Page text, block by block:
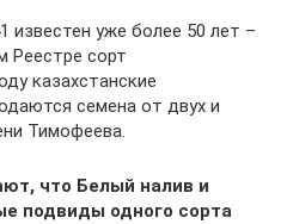
известен уже более 50 лет –
Реестре сорт
казахстанские
семена от двух и
Тимофеева.
что Белый налив и
подвиды одного сорта